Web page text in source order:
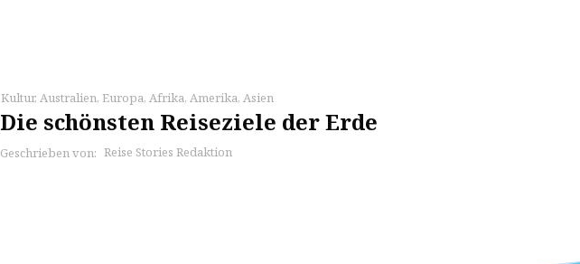
Kultur, Australien, Europa, Afrika, Amerika, Asien
Die schönsten Reiseziele der Erde
Geschrieben von: Reise Stories Redaktion